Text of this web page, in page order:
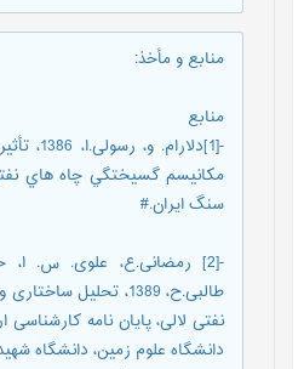
منابع و مأخذ:
منابع
-[1]دلارام.
مكانيسم گسيختگي چاه هاي
سنگ ایران.#
-[2] رمضانی.ع، علوی. س. ا،
نفتی لالی، پایان نامه کارشناسی
دانشگاه علوم زمین، دانشگاه شهید